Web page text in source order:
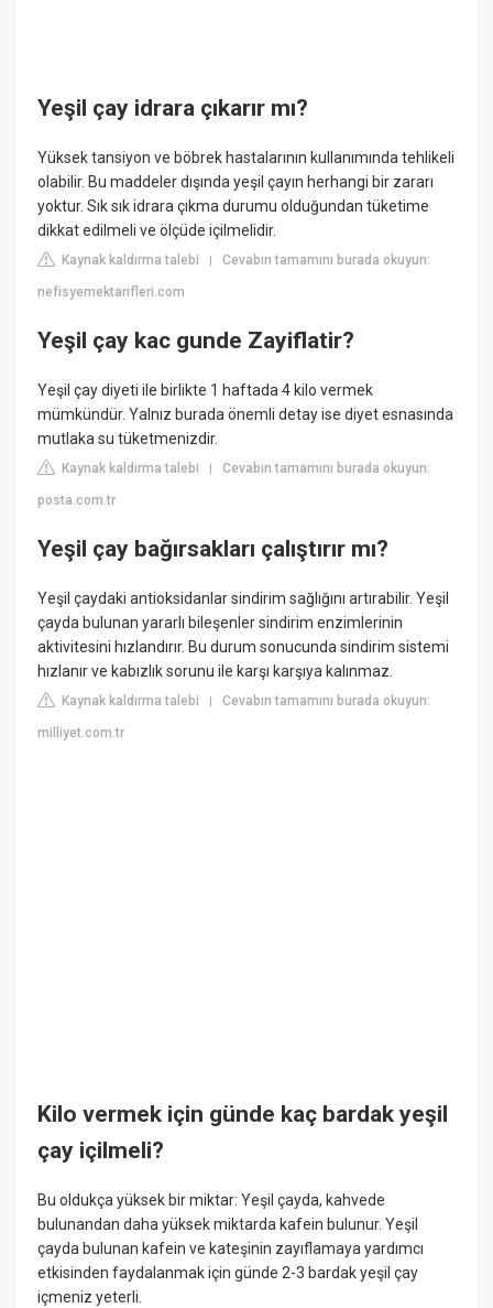
Yeşil çay idrara çıkarır mı?
Yüksek tansiyon ve böbrek hastalarının kullanımında tehlikeli
olabilir. Bu maddeler dışında yeşil çayın herhangi bir zararı
yoktur. Sık sık idrara çıkma durumu olduğundan tüketime
dikkat edilmeli ve ölçüde içilmelidir.
Kaynak kaldırma talebi |Cevabın tamamını burada okuyun:
nefisyemektarifleri.com
Yeşil çay kac gunde Zayiflatir?
Yeşil çay diyeti ile birlikte 1 haftada 4 kilo vermek
mümkündür. Yalnız burada önemli detay ise diyet esnasında
mutlaka su tüketmenizdir.
Kaynak kaldırma talebi |Cevabın tamamını burada okuyun:
posta.com.tr
Yeşil çay bağırsakları çalıştırır mı?
Yeşil çaydaki antioksidanlar sindirim sağlığını artırabilir. Yeşil
çayda bulunan yararlı bileşenler sindirim enzimlerinin
aktivitesini hızlandırır. Bu durum sonucunda sindirim sistemi
hızlanır ve kabızlık sorunu ile karşı karşıya kalınmaz.
Kaynak kaldırma talebi |Cevabın tamamını burada okuyun:
milliyet.com.tr
Kilo vermek için günde kaç bardak yeşil
çay içilmeli?
Bu oldukça yüksek bir miktar: Yeşil çayda, kahvede
bulunandan daha yüksek miktarda kafein bulunur. Yeşil
çayda bulunan kafein ve kateşinin zayıflamaya yardımcı
etkisinden faydalanmak için günde 2-3 bardak yeşil çay
içmeniz yeterli.